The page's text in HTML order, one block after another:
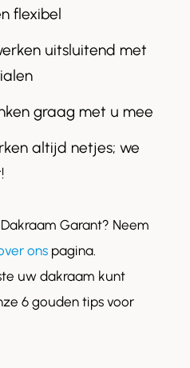
flexibel
uitsluitend met
graag met u mee
altijd netjes; we
Garant? Neem
ons pagina.
uw dakraam kunt
6 gouden tips voor